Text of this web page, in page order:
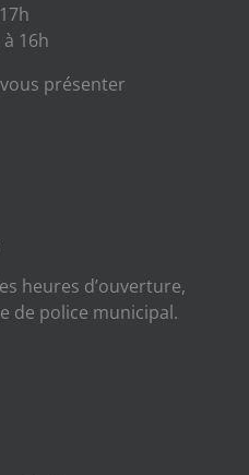
16h
présenter
heures d’ouverture,
de police municipal.